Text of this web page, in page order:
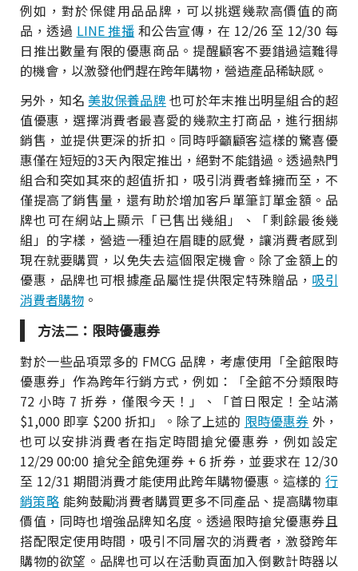
例如，對於保健用品品牌，可以挑選幾款高價值的商
品，透過 LINE 推播 和公告宣傳，在 12/26 至 12/30 每
日推出數量有限的優惠商品。提醒顧客不要錯過這難得
的機會，以激發他們趕在跨年購物，營造產品稀缺感。
另外，知名 美妝保養品牌也可於年末推出明星組合的超
值優惠，選擇消費者最喜愛的幾款主打商品，進行捆綁
銷售，並提供更深的折扣。同時呼籲顧客這樣的驚喜優
惠僅在短短的3天內限定推出，絕對不能錯過。透過熱門
組合和突如其來的超值折扣，吸引消費者蜂擁而至，不
僅提高了銷售量，還有助於增加客戶單筆訂單金額。品
牌也可在網站上顯示「已售出幾組」、「剩餘最後幾
組」的字樣，營造一種迫在眉睫的感覺，讓消費者感到
現在就要購買，以免失去這個限定機會。除了金額上的
優惠，品牌也可根據產品屬性提供限定特殊贈品， 吸引
消費者購物 。
方法二：限時優惠券
對於一些品項眾多的 FMCG 品牌，考慮使用「全館限時
優惠券」作為跨年行銷方式，例如：「全館不分類限時
72 小時 7 折券，僅限今天！」、「首日限定！全站滿
$1,000 即享 $200 折扣」。除了上述的 限時優惠券 外，
也可以安排消費者在指定時間搶兌優惠券，例如設定
12/29 00:00 搶兌全館免運券 + 6 折券，並要求在 12/30
至 12/31 期間消費才能使用此跨年購物優惠。這樣的 行
銷策略 能夠鼓勵消費者購買更多不同產品、提高購物車
價值，同時也增強品牌知名度。透過限時搶兌優惠券且
搭配限定使用時間，吸引不同層次的消費者，激發跨年
購物的欲望。品牌也可以在活動頁面加入倒數計時器以